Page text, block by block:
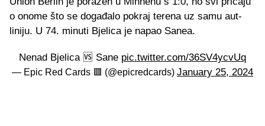
o onome što se događalo pokraj terena uz samu aut-
liniju. U 74. minuti Bjelica je napao Sanea.
Nenad Bjelica 🆚 Sane pic.twitter.com/36SV4ycvUq
— Epic Red Cards 🟥 (@epicredcards) January 25, 2024